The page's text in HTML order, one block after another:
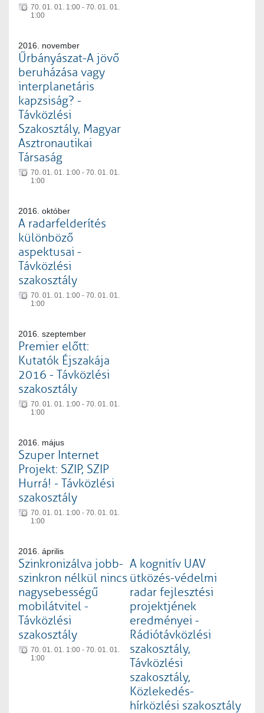
70. 01. 01. 1:00 - 70. 01. 01.
1:00
2016. november
Űrbányászat-A jövő
beruházása vagy
interplanetáris
kapzsiság? -
Távközlési
Szakosztály, Magyar
Asztronautikai
Társaság
70. 01. 01. 1:00 - 70. 01. 01.
1:00
2016. október
A radarfelderítés
különböző
aspektusai -
Távközlési
szakosztály
70. 01. 01. 1:00 - 70. 01. 01.
1:00
2016. szeptember
Premier előtt:
Kutatók Éjszakája
2016 - Távközlési
szakosztály
70. 01. 01. 1:00 - 70. 01. 01.
1:00
2016. május
Szuper Internet
Projekt: SZIP, SZIP
Hurrá! - Távközlési
szakosztály
70. 01. 01. 1:00 - 70. 01. 01.
1:00
2016. április
Szinkronizálva jobb-
szinkron nélkül nincs
nagysebességű
mobilátvitel -
Távközlési
szakosztály
70. 01. 01. 1:00 - 70. 01. 01.
1:00
A kognitív UAV
ütközés-védelmi
radar fejlesztési
projektjének
eredményei -
Rádiótávközlési
szakosztály,
Távközlési
szakosztály,
Közlekedés-
hírközlési szakosztály